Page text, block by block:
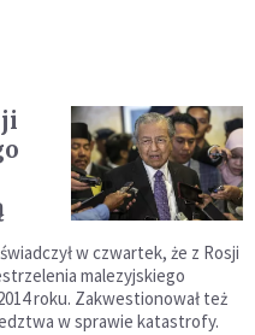
w czwartek, że z Rosji
malezyjskiego
roku. Zakwestionował też
w sprawie katastrofy.